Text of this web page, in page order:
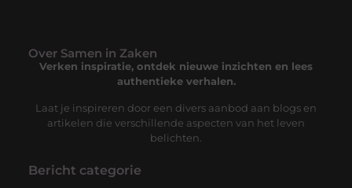
Over Samen in Zaken
Verken inspiratie, ontdek nieuwe inzichten en lees
authentieke verhalen.
Laat je inspireren door een divers aanbod aan blogs en
artikelen die verschillende aspecten van het leven
belichten.
Bericht categorie